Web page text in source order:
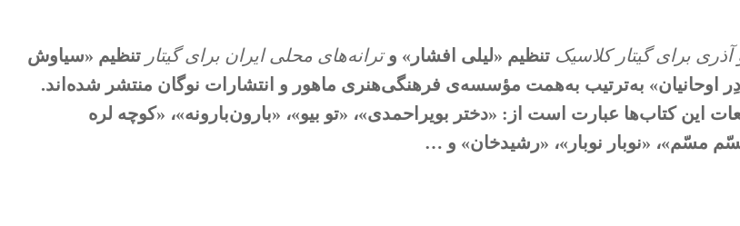
تنظیم «لیلی افشار» وترانه‌های محلی ایران برای گیتار تنظیم «سیاوش
دِر اوحانیان» به‌ترتیب به‌همت مؤسسه‌ی فرهنگی‌هنری ماهور و انتشارات نوگان منتشر شده‌اند.
این کتاب‌ها عبارت است از: «دختر بویراحمدی»، «تو بیو»، «بارون‌بارونه»، «کوچه لره
«نوبار نوبار»، «رشیدخان» و …